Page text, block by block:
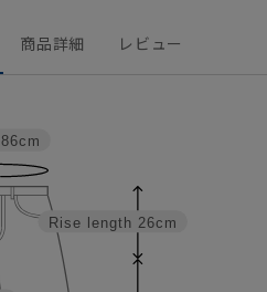
商品詳細 レビュー
Rise length 26cm
86cm